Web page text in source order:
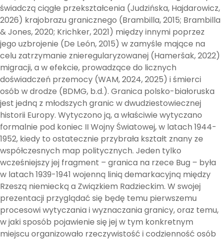
świadczą ciągłe przekształcenia (Judzińska, Hajdarowicz,
2026) krajobrazu granicznego (Brambilla, 2015; Brambilla
& Jones, 2020; Krichker, 2021) między innymi poprzez
jego uzbrojenie (De León, 2015) w zamyśle mające na
celu zatrzymanie znieregularyzowanej (Hameršak, 2022)
migracji, a w efekcie, prowadzące do licznych
doświadczeń przemocy (WAM, 2024, 2025) i śmierci
osób w drodze (BDMG, b.d.). Granica polsko-białoruska
jest jedną z młodszych granic w dwudziestowiecznej
historii Europy. Wytyczono ją, a właściwie wytyczano
formalnie pod koniec II Wojny Światowej, w latach 1944-
1952, kiedy to ostatecznie przybrała kształt znany ze
współczesnych map politycznych. Jeden tylko
wcześniejszy jej fragment – granica na rzece Bug – była
w latach 1939-1941 wojenną linią demarkacyjną między
Rzeszą niemiecką a Związkiem Radzieckim. W swojej
prezentacji przyglądać się będę temu pierwszemu
procesowi wytyczania i wyznaczania granicy, oraz temu,
w jaki sposób pojawienie się jej w tym konkretnym
miejscu organizowało rzeczywistość i codzienność osób